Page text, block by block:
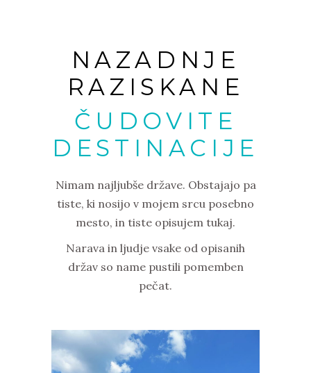
NAZADNJE
RAZISKANE
ČUDOVITE
DESTINACIJE
Nimam najljubše države. Obstajajo pa
tiste, ki nosijo v mojem srcu posebno
mesto, in tiste opisujem tukaj.
Narava in ljudje vsake od opisanih
držav so name pustili pomemben
pečat.